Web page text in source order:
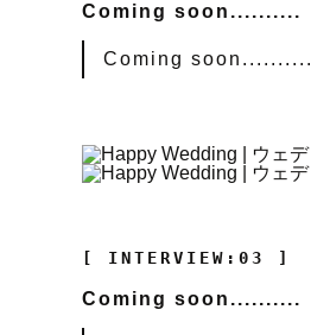
Coming soon..........
Coming soon..........
[ INTERVIEW:03 ]
Coming soon..........